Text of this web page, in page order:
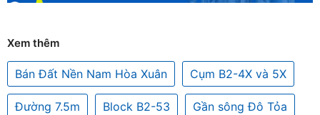
Xem thêm
Bán Đất Nền Nam Hòa Xuân Cụm B2-4X và 5X
Đường 7.5m Block B2-53 Gần sông Đô Tỏa